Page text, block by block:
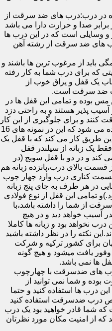
در درب:درب های ضد سرقت از
برابر صدا و حرارت دارا می باشد
و وسایلی است که در این درب ها
های ضد سرقت از رشته آهن
باید از مرغوب ترین ها باشند و
که برای درب شما به کار رفته
یک قفل و یراق خوب از
ضد سرقت است.
بوده و تمامی این قفل ها در
آسیب پذیر هستند و به راحتی دزد
کنند و برای جلوگیری از این کار
از قفل مولتی سیستم استفاده می شود که این در نمونه های 16
این طریق کار می کند که با قفل یک
یک زبانه از سیلندر قفل
و در دو با قفل سویچ (در
زبانه از قسمت بالای درب،پانزده زبانه هم
قسمت کناری درب وارد چهار چوب
شوند (در نسخه های 16 تایی در هر طرف به جای پنج زبانه
تمامی این قفل از نوع فولادی
از شما را داشته باشد،با
آسیب خواهد دید و در هیچ
نخواهد بود و زبانه ها کاملا
نکته را در نظر داشته باشید
برای کشور ترکیه و شرکت
یافت میشود و هیچ گونه
ها نمی باشد.
های ضدسرقت با چهارچوب
و شما نمی توانید از
درب ها استفاده کنید و حتما
درب ضدسرقت استفاده کنید
شما قادر خواهید بود یک درب
از امنیت مکان مورد نظرتان